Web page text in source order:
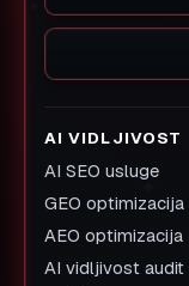
AI VIDLJIVOST
AI SEO usluge
GEO optimizacija
AEO optimizacija
AI vidljivost audit